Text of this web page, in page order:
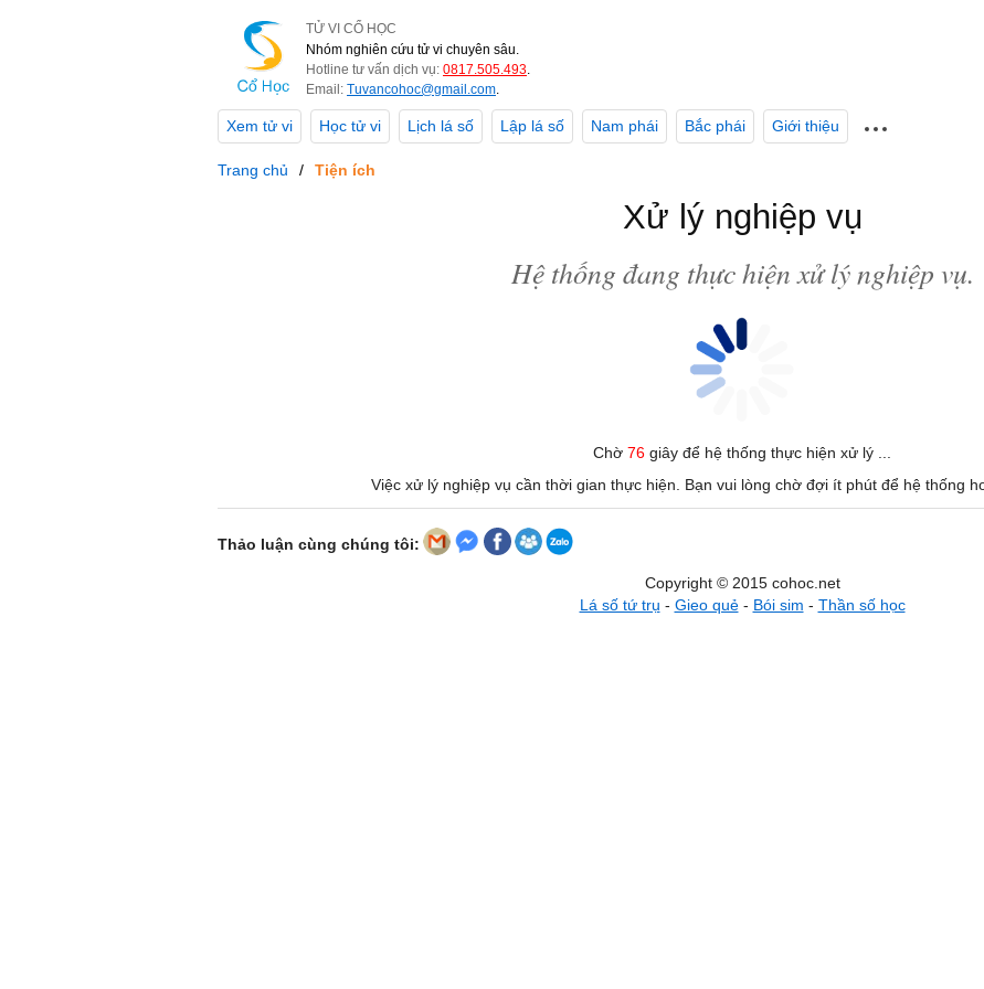
TỬ VI CỔ HỌC
Nhóm nghiên cứu tử vi chuyên sâu.
Hotline tư vấn dịch vụ: 0817.505.493.
Email: Tuvancohoc@gmail.com.
Xem tử vi Học tử vi Lịch lá số Lập lá số Nam phái Bắc phái Giới thiệu
Trang chủ Tiện ích
Xử lý nghiệp vụ
Hệ thống đang thực hiện xử lý nghiệp vụ.
Chờ 76 giây để hệ thống thực hiện xử lý ...
Việc xử lý nghiệp vụ cần thời gian thực hiện. Bạn vui lòng chờ đợi ít phút để hệ thống
Thảo luận cùng chúng tôi:
Copyright © 2015 cohoc.net
Lá số tứ trụ - Gieo quẻ- Bói sim - Thần số học